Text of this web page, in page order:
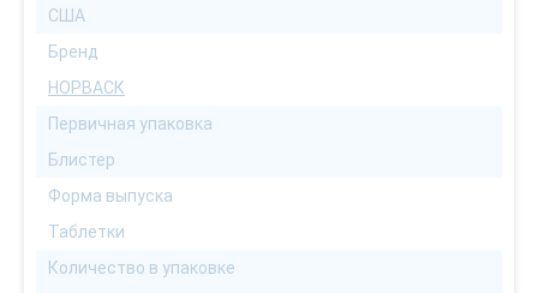
США
Бренд
НОРВАСК
Первичная упаковка
Блистер
Форма выпуска
Таблетки
Количество в упаковке